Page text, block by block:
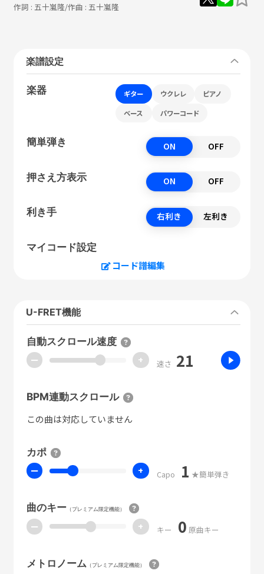
作詞 : 五十嵐隆/作曲 : 五十嵐隆
楽譜設定
楽器 ギター ウクレレ ピアノ
ベース パワーコード
簡単弾き ON OFF
押さえ方表示 ON OFF
利き手 右利き 左利き
マイコード設定
コード譜編集
U-FRET機能
自動スクロール速度
ー + 速さ 21
BPM連動スクロール
この曲は対応していません
カポ
ー + Capo 1 ★簡単弾き
曲のキー（プレミアム限定機能）
ー + キー 0 原曲キー
メトロノーム （プレミアム限定機能）